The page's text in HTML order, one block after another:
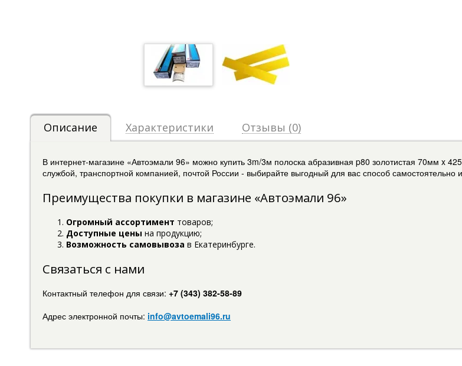
Описание Характеристики Отзывы (0)
В интернет-магазине «Автоэмали 96» можно купить 3m/3м полоска абразивная p80 золотистая 70мм x
службой, транспортной компанией, почтой России - выбирайте выгодный для вас способ самостоятельно
Преимущества покупки в магазине «Автоэмали 96»
Огромный ассортимент товаров;
Доступные цены на продукцию;
Возможность самовывоза в Екатеринбурге.
Связаться с нами
Контактный телефон для связи: +7 (343) 382-58-89
Адрес электронной почты: info@avtoemali96.ru